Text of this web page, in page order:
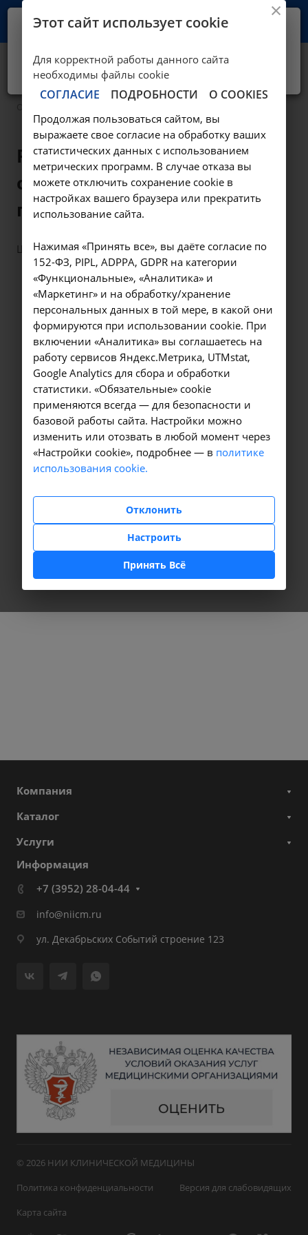
Образование
Реализуемые
образовательные
программы
Школа для больных сахарным диабетом
Компания
Каталог
Услуги
Информация
+7 (3952) 28-04-44
info@niicm.ru
ул. Декабрьских Событий строение 123
© 2026 НИИ КЛИНИЧЕСКОЙ МЕДИЦИНЫ
Политика конфиденциальности
Версия для слабовидящих
Карта сайта
Ваш город -Иркутск?
Да, верно Нет, выбрать другой
Этот сайт использует cookie
Для корректной работы данного сайта
необходимы файлы cookie
СОГЛАСИЕ ПОДРОБНОСТИ О COOKIES
Продолжая пользоваться сайтом, вы
выражаете свое согласие на обработку ваших
статистических данных с использованием
метрических программ. В случае отказа вы
можете отключить сохранение cookie в
настройках вашего браузера или прекратить
использование сайта.
Нажимая «Принять все», вы даёте согласие по
152-ФЗ, PIPL, ADPPA, GDPR на категории
«Функциональные», «Аналитика» и
«Маркетинг» и на обработку/хранение
персональных данных в той мере, в какой они
формируются при использовании cookie. При
включении «Аналитика» вы соглашаетесь на
работу сервисов Яндекс.Метрика, UTMstat,
Google Analytics для сбора и обработки
статистики. «Обязательные» cookie
применяются всегда — для безопасности и
базовой работы сайта. Настройки можно
изменить или отозвать в любой момент через
«Настройки cookie», подробнее — в политике
использования cookie.
Отклонить
Настроить
Принять Всё